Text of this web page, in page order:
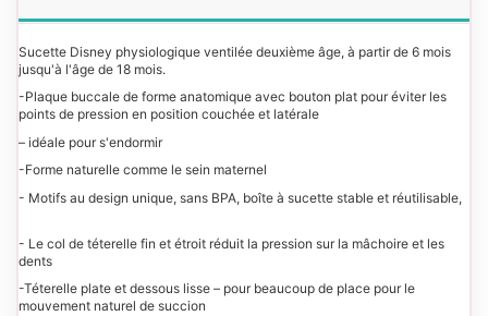
Sucette Disney physiologique ventilée deuxième âge, à partir de 6 mois
jusqu'à l'âge de 18 mois.
-Plaque buccale de forme anatomique avec bouton plat pour éviter les
points de pression en position couchée et latérale
– idéale pour s'endormir
-Forme naturelle comme le sein maternel
- Motifs au design unique, sans BPA, boîte à sucette stable et réutilisable,
- Le col de téterelle fin et étroit réduit la pression sur la mâchoire et les
dents
-Téterelle plate et dessous lisse – pour beaucoup de place pour le
mouvement naturel de succion